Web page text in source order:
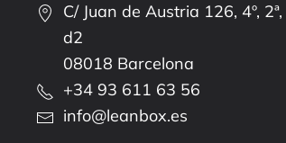
C/ Juan de Austria 126, 4º, 2ª,
d2
08018 Barcelona
+34 93 611 63 56
info@leanbox.es